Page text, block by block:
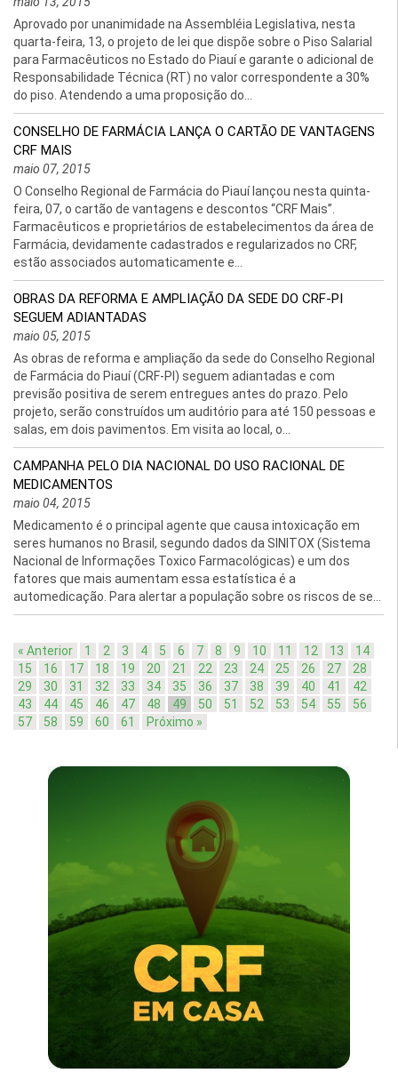
Aprovado por unanimidade na Assembléia Legislativa, nesta
quarta-feira, 13, o projeto de lei que dispõe sobre o Piso Salarial
para Farmacêuticos no Estado do Piauí e garante o adicional de
Responsabilidade Técnica (RT) no valor correspondente a 30%
do piso. Atendendo a uma proposição do...
CONSELHO DE FARMÁCIA LANÇA O CARTÃO DE VANTAGENS
CRF MAIS
maio 07, 2015
O Conselho Regional de Farmácia do Piauí lançou nesta quinta-
feira, 07, o cartão de vantagens e descontos “CRF Mais”.
Farmacêuticos e proprietários de estabelecimentos da área de
Farmácia, devidamente cadastrados e regularizados no CRF,
estão associados automaticamente e...
OBRAS DA REFORMA E AMPLIAÇÃO DA SEDE DO CRF-PI
SEGUEM ADIANTADAS
maio 05, 2015
As obras de reforma e ampliação da sede do Conselho Regional
de Farmácia do Piauí (CRF-PI) seguem adiantadas e com
previsão positiva de serem entregues antes do prazo. Pelo
projeto, serão construídos um auditório para até 150 pessoas e
salas, em dois pavimentos. Em visita ao local, o...
CAMPANHA PELO DIA NACIONAL DO USO RACIONAL DE
MEDICAMENTOS
maio 04, 2015
Medicamento é o principal agente que causa intoxicação em
seres humanos no Brasil, segundo dados da SINITOX (Sistema
Nacional de Informações Toxico Farmacológicas) e um dos
fatores que mais aumentam essa estatística é a
automedicação. Para alertar a população sobre os riscos de se...
« Anterior 1 2 3 4 5 6 7 8 9 10 11 12 13
14
15
16 17 18 19 20 21 22 23 24 25 26 27
28
29
30 31 32 33 34 35 36 37 38 39 40 41
42
43
44 45 46 47 48 49 50 51 52 53 54 55
56
57
58 59 60 61 Próximo »